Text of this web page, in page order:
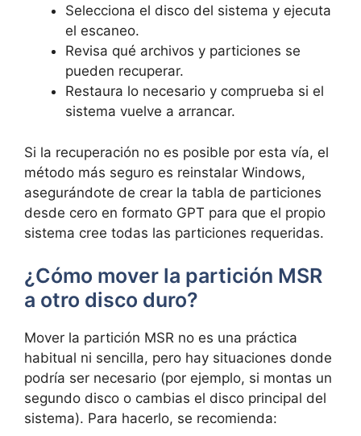
Selecciona el disco del sistema y ejecuta
el escaneo.
Revisa qué archivos y particiones se
pueden recuperar.
Restaura lo necesario y comprueba si el
sistema vuelve a arrancar.
Si la recuperación no es posible por esta vía, el
método más seguro es reinstalar Windows,
asegurándote de crear la tabla de particiones
desde cero en formato GPT para que el propio
sistema cree todas las particiones requeridas.
¿Cómo mover la partición MSR
a otro disco duro?
Mover la partición MSR no es una práctica
habitual ni sencilla, pero hay situaciones donde
podría ser necesario (por ejemplo, si montas un
segundo disco o cambias el disco principal del
sistema). Para hacerlo, se recomienda: